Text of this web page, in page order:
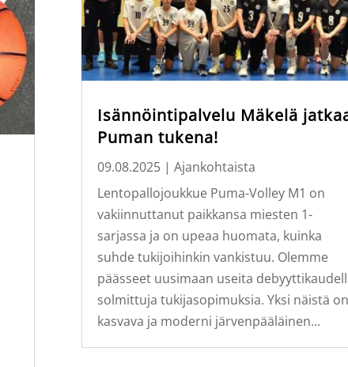
Isännöintipalvelu Mäkelä
Puman tukena!
09.08.2025 |Ajankohtaista
Lentopallojoukkue Puma-Volley M1 on
vakiinnuttanut paikkansa miesten 1-
sarjassa ja on upeaa huomata, kuinka
suhde tukijoihinkin vankistuu. Olemme
päässeet uusimaan useita
solmittuja tukijasopimuksia. Yksi näistä
kasvava ja moderni järvenpääläinen...